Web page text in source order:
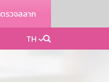
ตรวจสลาก
TH